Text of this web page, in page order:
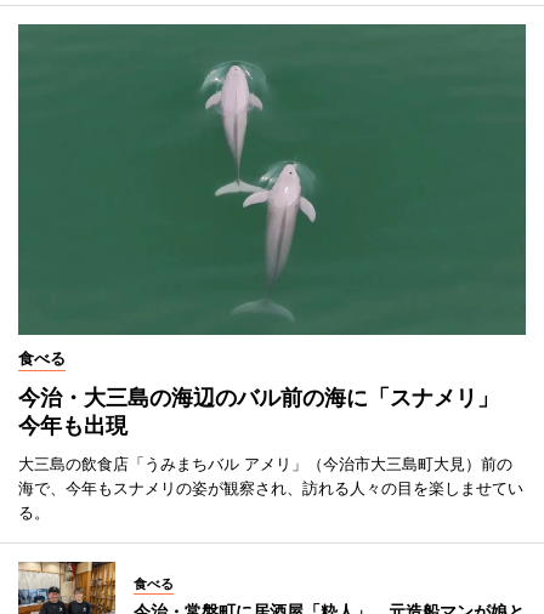
食べる
今治・大三島の海辺のバル前の海に「スナメリ」
今年も出現
大三島の飲食店「うみまちバル アメリ」（今治市大三島町大見）前の
海で、今年もスナメリの姿が観察され、訪れる人々の目を楽しませてい
る。
食べる